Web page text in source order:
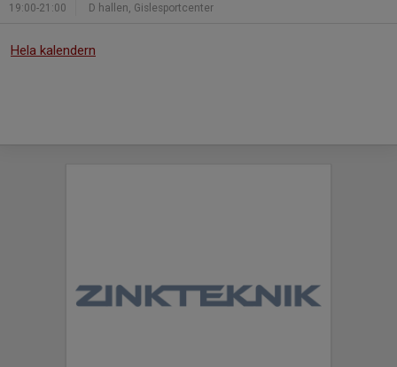
19:00-21:00 D hallen, Gislesportcenter
Hela kalendern